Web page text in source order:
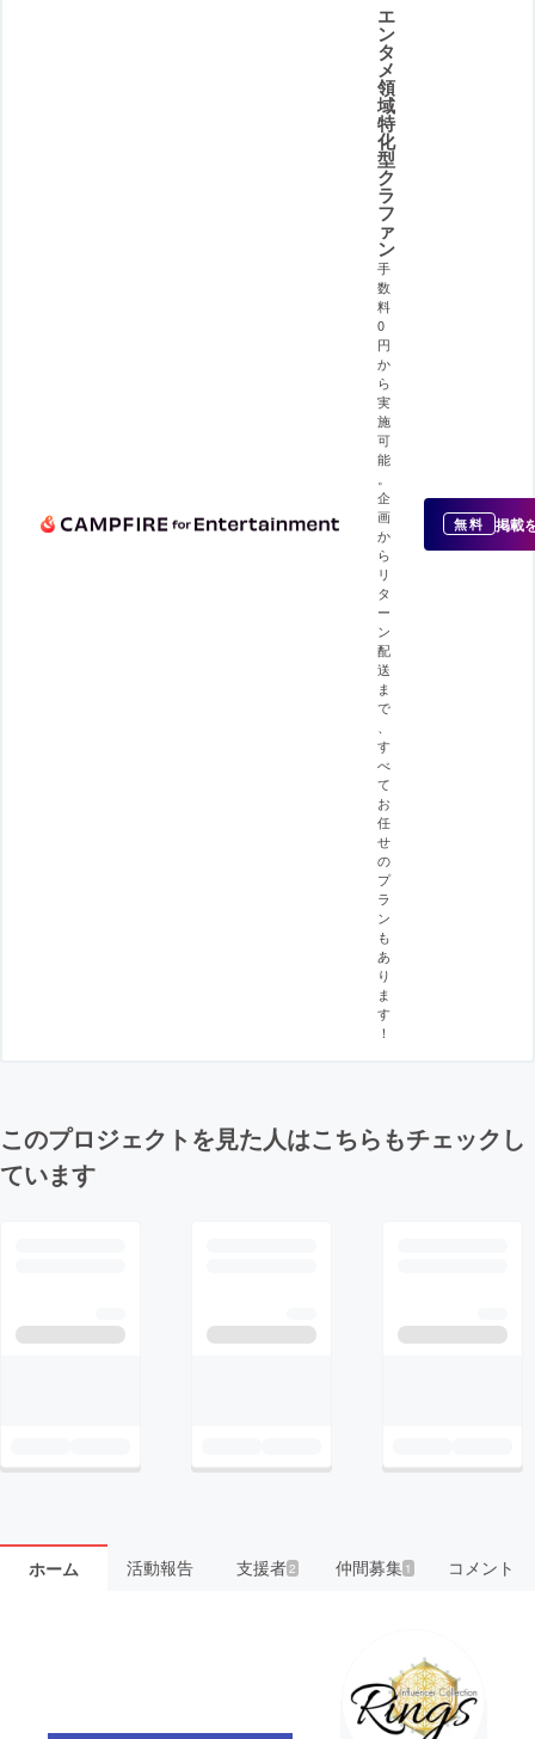
エ
ン
タ
メ
領
域
特
化
型
ク
ラ
フ
ァ
ン
手
数
料
0
円
か
ら
実
施
可
能
企
画
か
ら
リ
タ
ー
ン
配
送
ま
で
す
べ
て
お
任
せ
の
プ
ラ
ン
も
あ
り
ま
す
！
無料 掲載
このプロジェクトを見た人はこちらもチェックし
ています
ホーム 活動報告 支援者 2 仲間募集 1 コメント